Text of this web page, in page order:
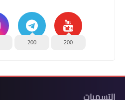
200
200